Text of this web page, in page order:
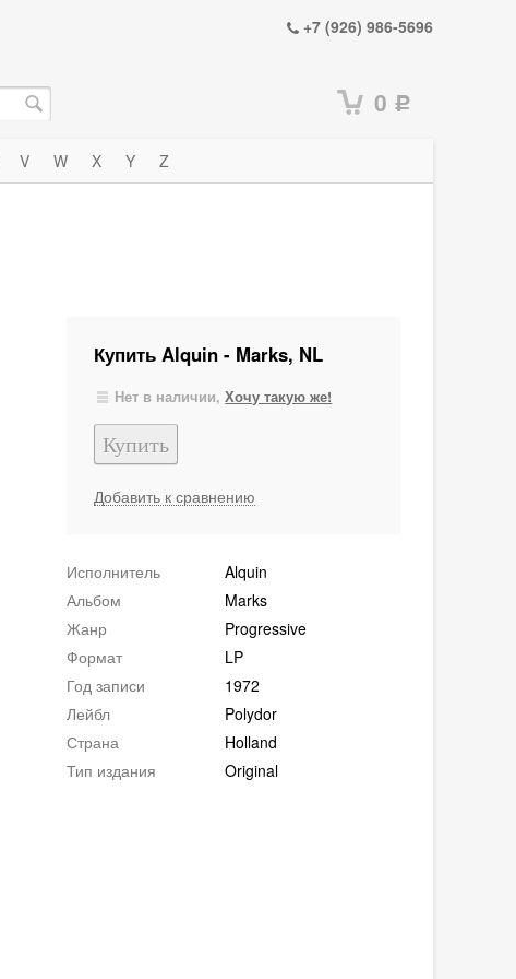
+7 (926) 986-5696
0 Р
V W X Y Z
Купить Alquin - Marks, NL
Нет в наличии,Хочу такую же!
Добавить к сравнению
Исполнитель
Alquin
Альбом
Marks
Жанр
Progressive
Формат
LP
Год записи
1972
Лейбл
Polydor
Страна
Holland
Тип издания
Original